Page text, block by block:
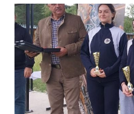
NA
FBIH